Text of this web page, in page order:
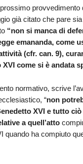
prossimo
già citato che pare
“non si manca di
emananda, come
(cfr. can. 9),
XVI come si è andata
normativo, scrive
“non
XVI e tutto
a quell’atto
quando ha compiuto